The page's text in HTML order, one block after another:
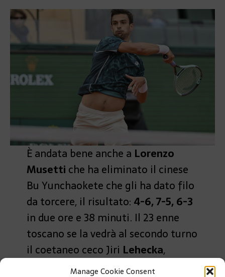
Manage Cookie Consent
È andata bene anche a Lorenzo
Musetti che ha eliminato il cinese
Bu Yunchaokete che gli ha dato filo
da torcere, il risultato: 4-6, 7-5, 6-3
in due ore e 38 minuti. Il 23 enne
toscano se la vedrà al secondo turno
il coetaneo ceco Jiri Lehecka,
numero 28 del mondo.